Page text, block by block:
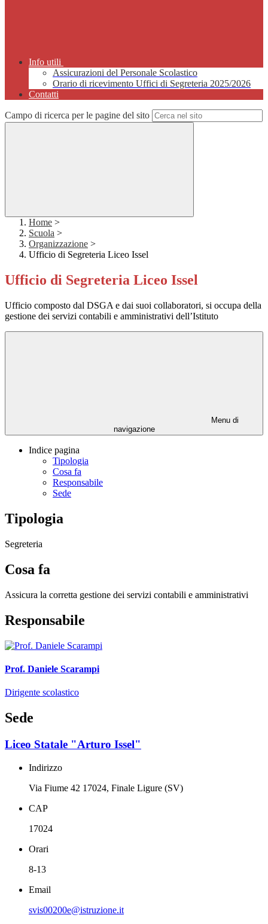
Info utili
Assicurazioni del Personale Scolastico
Orario di ricevimento Uffici di Segreteria 2025/2026
Contatti
Campo di ricerca per le pagine del sito
Home >
Scuola >
Organizzazione >
Ufficio di Segreteria Liceo Issel
Ufficio di Segreteria Liceo Issel
Ufficio composto dal DSGA e dai suoi collaboratori, si occupa della
gestione dei servizi contabili e amministrativi dell’Istituto
Menu di
navigazione
Indice pagina
Tipologia
Cosa fa
Responsabile
Sede
Tipologia
Segreteria
Cosa fa
Assicura la corretta gestione dei servizi contabili e amministrativi
Responsabile
Prof. Daniele Scarampi
Dirigente scolastico
Sede
Liceo Statale "Arturo Issel"
Indirizzo
Via Fiume 42 17024, Finale Ligure (SV)
CAP
17024
Orari
8-13
Email
svis00200e@istruzione.it